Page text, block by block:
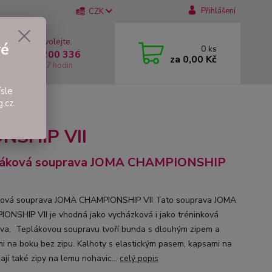
CZK Přihlášení
si rady? Zavolejte.
737 200 336
Pátek: 8 - 17 hodin
0 ks
za 0,00 Kč
VII
VII
souprava JOMA CHAMPIONSHIP
souprava JOMA CHAMPIONSHIP VII Tato souprava JOMA
VII je vhodná jako vycházková i jako tréninková
Teplákovou soupravu tvoří bunda s dlouhým zipem a
na boku bez zipu. Kalhoty s elastickým pasem, kapsami na
také zipy na lemu nohavic... celý popis